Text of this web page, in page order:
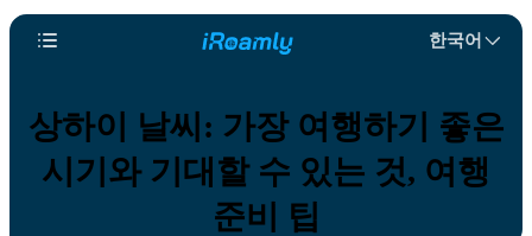
한국어
상하이 날씨: 가장 여행하기 좋은
시기와 기대할 수 있는 것, 여행
준비 팁